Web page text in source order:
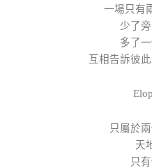
一場只有
少了
多了
互相告訴彼
只屬於
天
只